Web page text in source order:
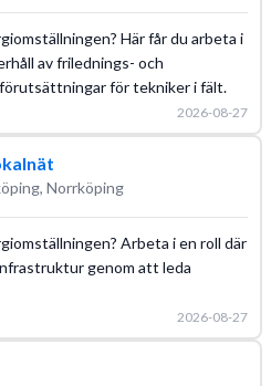
Här får du arbeta i
av frilednings- och
för tekniker i fält.
2026-08-27
Norrköping
Arbeta i en roll där
genom att leda
2026-08-27